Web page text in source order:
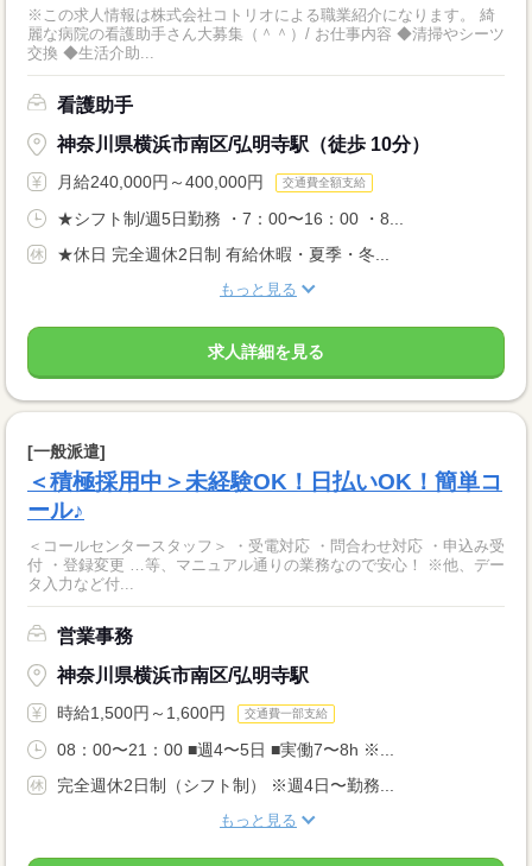
※この求人情報は株式会社コトリオによる職業紹介になります。 綺
麗な病院の看護助手さん大募集（＾＾）/ お仕事内容 ◆清掃やシーツ
交換 ◆生活介助...
看護助手
神奈川県横浜市南区/弘明寺駅（徒歩 10分）
月給240,000円～400,000円 交通費全額支給
★シフト制/週5日勤務 ・7：00〜16：00 ・8...
★休日 完全週休2日制 有給休暇・夏季・冬...
もっと見る
求人詳細を見る
[一般派遣]
＜積極採用中＞未経験OK！日払いOK！簡単コ
ール♪
＜コールセンタースタッフ＞ ・受電対応 ・問合わせ対応 ・申込み受
付 ・登録変更 …等、マニュアル通りの業務なので安心！ ※他、デー
タ入力など付...
営業事務
神奈川県横浜市南区/弘明寺駅
時給1,500円～1,600円 交通費一部支給
08：00〜21：00 ■週4〜5日 ■実働7〜8h ※...
完全週休2日制（シフト制） ※週4日〜勤務...
もっと見る